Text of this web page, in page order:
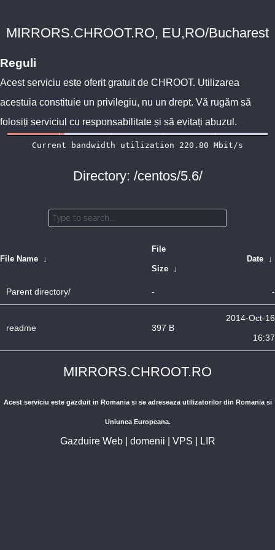
MIRRORS.CHROOT.RO, EU,RO/Bucharest
Reguli
Acest serviciu este oferit gratuit de CHROOT. Utilizarea
acestuia constituie un privilegiu, nu un drept. Vă rugăm să
folosiți serviciul cu responsabilitate și să evitați abuzul.
Directory: /centos/5.6/
File Name ↓
File
Size ↓
Date ↓
Parent directory/ - -
readme 397 B
2014-Oct-16
16:37
MIRRORS.CHROOT.RO
Acest serviciu este gazduit in Romania si se adreseaza utilizatorilor din Romania si
Uniunea Europeana.
Gazduire Web| domenii VPS LIR